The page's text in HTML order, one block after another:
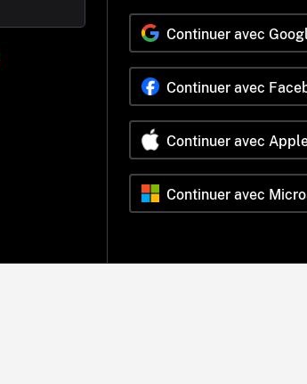
Continuer avec
Continuer avec
Continuer avec
Continuer avec